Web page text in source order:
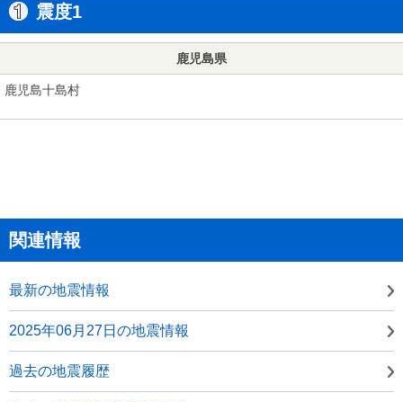
震度1
鹿児島県
鹿児島十島村
関連情報
最新の地震情報
2025年06月27日の地震情報
過去の地震履歴